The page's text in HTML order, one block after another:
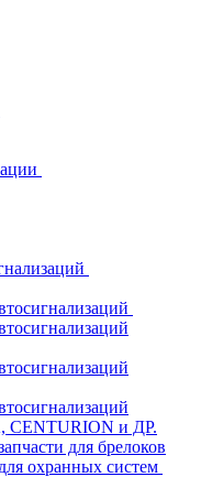
CENTURION и ДР.
для брелоков
охранных систем